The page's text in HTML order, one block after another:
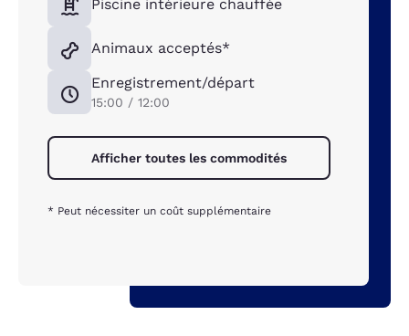
Piscine intérieure chauffée
Animaux acceptés*
Enregistrement/départ
15:00 / 12:00
Afficher toutes les commodités
* Peut nécessiter un coût supplémentaire